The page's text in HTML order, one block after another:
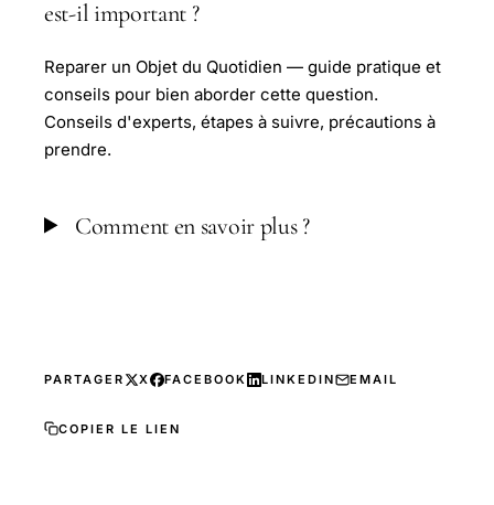
est-il important ?
Reparer un Objet du Quotidien — guide pratique et
conseils pour bien aborder cette question.
Conseils d'experts, étapes à suivre, précautions à
prendre.
Comment en savoir plus ?
PARTAGER X FACEBOOK LINKEDIN EMAIL
COPIER LE LIEN